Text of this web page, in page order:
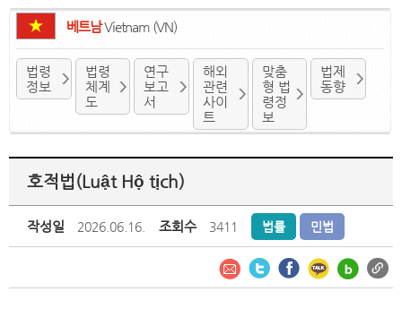
베트남Vietnam (VN)
법령
정보
법령
체계
도
연구
보고
서
해외
관련
사이
트
맞춤
형 법
령정
보
법제
동향
호적법(Luật Hộ tịch)
작성일 2026.06.16. 조회수 3411 법률 민법